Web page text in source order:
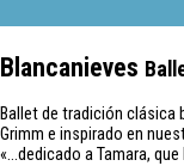
Blancanieves
Ballet de tradición clásica
Grimm e inspirado en
«…dedicado a Tamara,